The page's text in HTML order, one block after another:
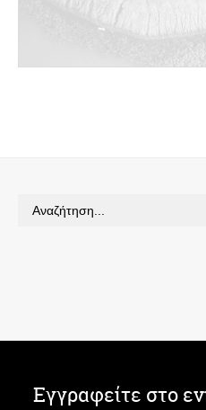
Search
for:
Εγγραφείτε στο